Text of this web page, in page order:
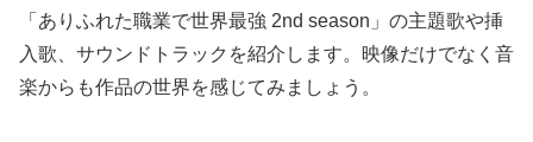
「ありふれた職業で世界最強 2nd season」の主題歌や挿
入歌、サウンドトラックを紹介します。映像だけでなく音
楽からも作品の世界を感じてみましょう。